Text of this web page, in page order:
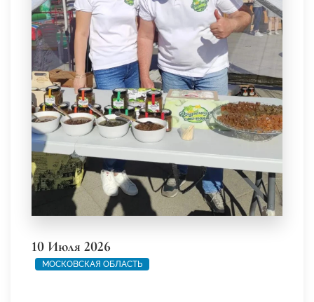
10 Июля 2026
МОСКОВСКАЯ ОБЛАСТЬ